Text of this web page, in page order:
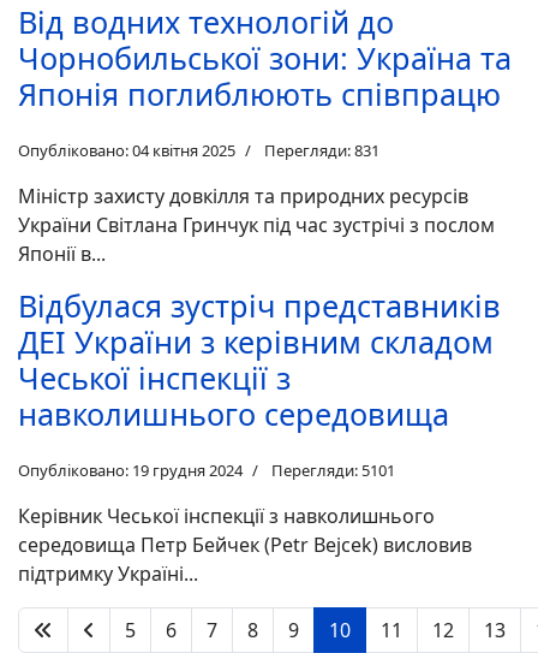
Від водних технологій до
Чорнобильської зони: Україна та
Японія поглиблюють співпрацю
Опубліковано: 04 квітня 2025 Перегляди: 831
Міністр захисту довкілля та природних ресурсів
України Світлана Гринчук під час зустрічі з послом
Японії в...
Відбулася зустріч представників
ДЕІ України з керівним складом
Чеської інспекції з
навколишнього середовища
Опубліковано: 19 грудня 2024 Перегляди: 5101
Керівник Чеської інспекції з навколишнього
середовища Петр Бейчек (Petr Bejcek) висловив
підтримку Україні...
5 6 7 8 9 10 11 12 13